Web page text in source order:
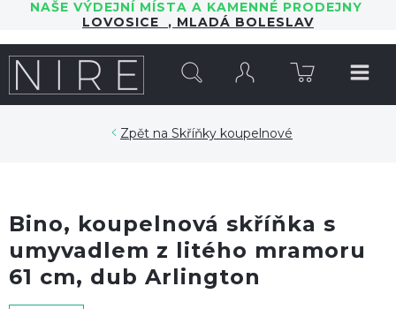
NAŠE VÝDEJNÍ MÍSTA A KAMENNÉ PRODEJNY
LOVOSICE , MLADÁ BOLESLAV
Skříňky koupelnové
Bino, koupelnová skříňka s
umyvadlem z litého mramoru
61 cm, dub Arlington